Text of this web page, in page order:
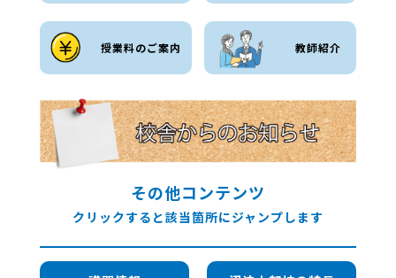
授業料のご案内 教師紹介
その他コンテンツ
クリックすると該当箇所にジャンプします